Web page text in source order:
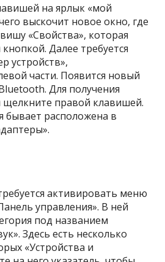
на ярлык «мой
выскочит новое окно, где
«Свойства», которая
Далее требуется
устройств»,
части. Появится новый
Для получения
щелкните правой клавишей.
бывает расположена в
активировать меню
управления». В ней
под названием
Здесь есть несколько
«Устройства и